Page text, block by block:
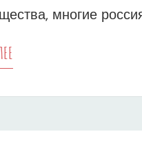
многие